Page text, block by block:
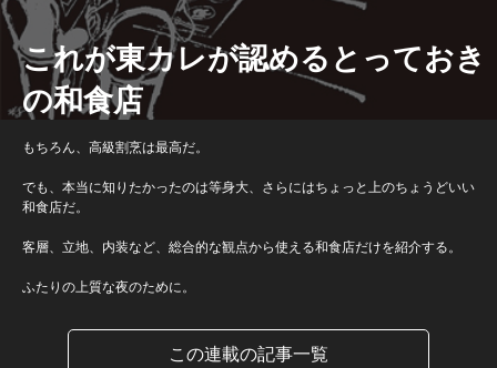
これが東カレが認めるとっておき
の和食店
もちろん、高級割烹は最高だ。
でも、本当に知りたかったのは等身大、さらにはちょっと上のちょうどいい
和食店だ。
客層、立地、内装など、総合的な観点から使える和食店だけを紹介する。
ふたりの上質な夜のために。
この連載の記事一覧